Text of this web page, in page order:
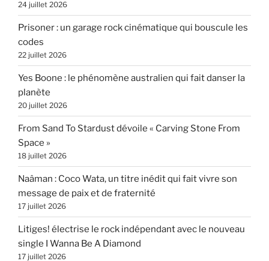
24 juillet 2026
Prisoner : un garage rock cinématique qui bouscule les
codes
22 juillet 2026
Yes Boone : le phénomène australien qui fait danser la
planète
20 juillet 2026
From Sand To Stardust dévoile « Carving Stone From
Space »
18 juillet 2026
Naâman : Coco Wata, un titre inédit qui fait vivre son
message de paix et de fraternité
17 juillet 2026
Litiges! électrise le rock indépendant avec le nouveau
single I Wanna Be A Diamond
17 juillet 2026